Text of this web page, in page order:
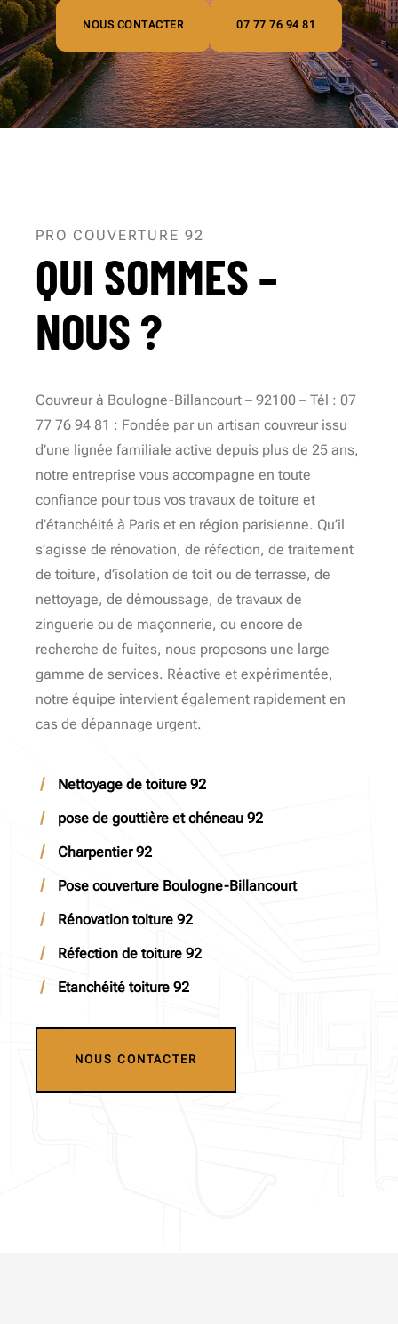
NOUS CONTACTER 07 77 76 94 81
PRO COUVERTURE 92
QUI SOMMES –
NOUS ?
Couvreur à Boulogne-Billancourt – 92100 – Tél : 07
77 76 94 81 : Fondée par un artisan couvreur issu
d’une lignée familiale active depuis plus de 25 ans,
notre entreprise vous accompagne en toute
confiance pour tous vos travaux de toiture et
d’étanchéité à Paris et en région parisienne. Qu’il
s’agisse de rénovation, de réfection, de traitement
de toiture, d’isolation de toit ou de terrasse, de
nettoyage, de démoussage, de travaux de
zinguerie ou de maçonnerie, ou encore de
recherche de fuites, nous proposons une large
gamme de services. Réactive et expérimentée,
notre équipe intervient également rapidement en
cas de dépannage urgent.
Nettoyage de toiture 92
pose de gouttière et chéneau 92
Charpentier 92
Pose couverture Boulogne-Billancourt
Rénovation toiture 92
Réfection de toiture 92
Etanchéité toiture 92
NOUS CONTACTER